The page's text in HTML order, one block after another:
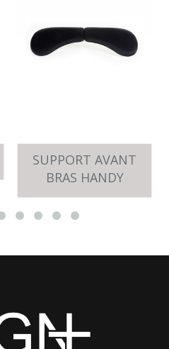
SUPPORT AVANT
BRAS HANDY